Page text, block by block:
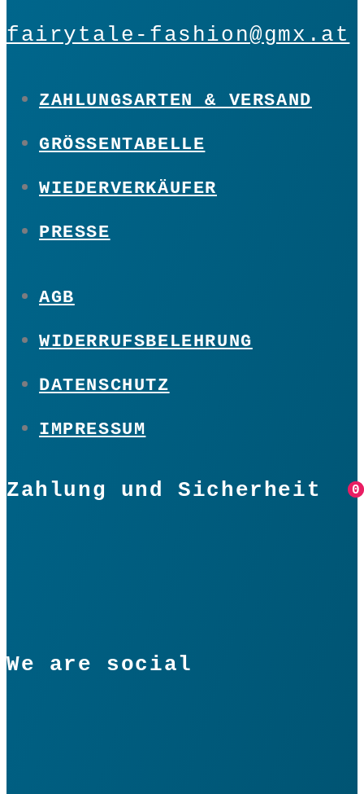
0
0
fairytale-fashion@gmx.at
ZAHLUNGSARTEN & VERSAND
GRÖSSENTABELLE
WIEDERVERKÄUFER
PRESSE
AGB
WIDERRUFSBELEHRUNG
DATENSCHUTZ
IMPRESSUM
Zahlung und Sicherheit
We are social